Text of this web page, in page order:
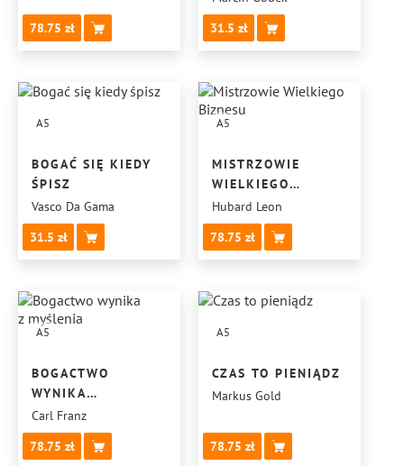
78.75
31.5
A5
BOGAĆ SIĘ KIEDY
ŚPISZ
Vasco Da Gama
31.5
A5
MISTRZOWIE
WIELKIEGO
BIZNESU
Hubard Leon
78.75
A5
BOGACTWO
WYNIKA
Z MYŚLENIA
Carl Franz
78.75
A5
CZAS TO PIENIĄDZ
Markus Gold
78.75